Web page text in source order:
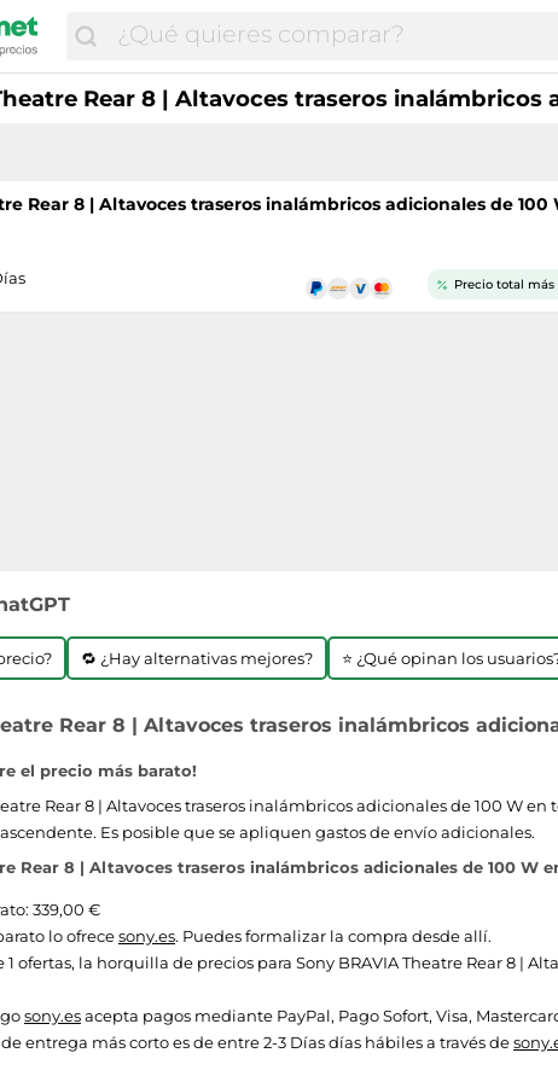
Rear 8 | Altavoces traseros inalámbricos
Rear 8 | Altavoces traseros inalámbricos adicionales de 100
Precio total más
🔁 ¿Hay alternativas mejores? ⭐ ¿Qué opinan los
Rear 8 | Altavoces traseros inalámbricos
el precio más barato!
Rear 8 | Altavoces traseros inalámbricos adicionales de 100 W
Es posible que se apliquen gastos de envío adicionales.
Rear 8 | Altavoces traseros inalámbricos adicionales de 100 W
339,00 €
lo ofrecesony.es. Puedes formalizar la compra desde allí.
ofertas, la horquilla de precios para Sony BRAVIA Theatre Rear 8 |
sony.esacepta pagos mediante PayPal, Pago Sofort, Visa,
entrega más corto es de entre 2-3 Días días hábiles a través de